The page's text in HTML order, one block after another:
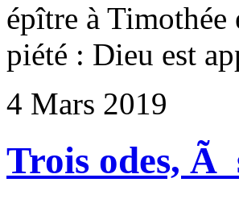
épître à Timothée
piété : Dieu est
4 Mars 2019
Trois odes, Ã